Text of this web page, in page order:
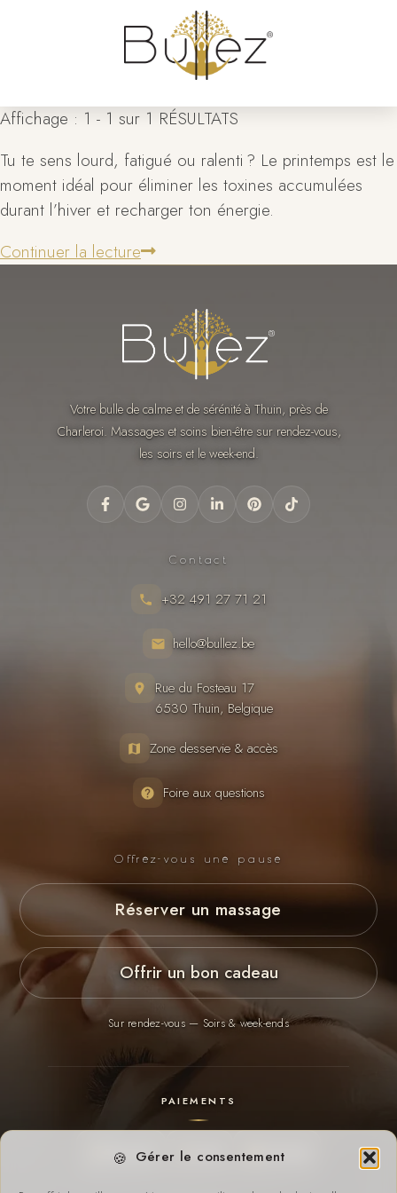
Gérer le consentement
Affichage : 1 - 1 sur 1 RÉSULTATS
Tu te sens lourd, fatigué ou ralenti ? Le printemps est le
moment idéal pour éliminer les toxines accumulées
durant l’hiver et recharger ton énergie.
Continuer la lecture
Votre bulle de calme et de sérénité à Thuin, près de
Charleroi. Massages et soins bien-être sur rendez-vous,
les soirs et le week-end.
Contact
+32 491 27 71 21
hello@bullez.be
Rue du Fosteau 17
6530 Thuin, Belgique
Zone desservie & accès
Foire aux questions
Offrez-vous une pause
Réserver un massage
Offrir un bon cadeau
Sur rendez-vous — Soirs & week-ends
PAIEMENTS
Payconiq Cash Virement